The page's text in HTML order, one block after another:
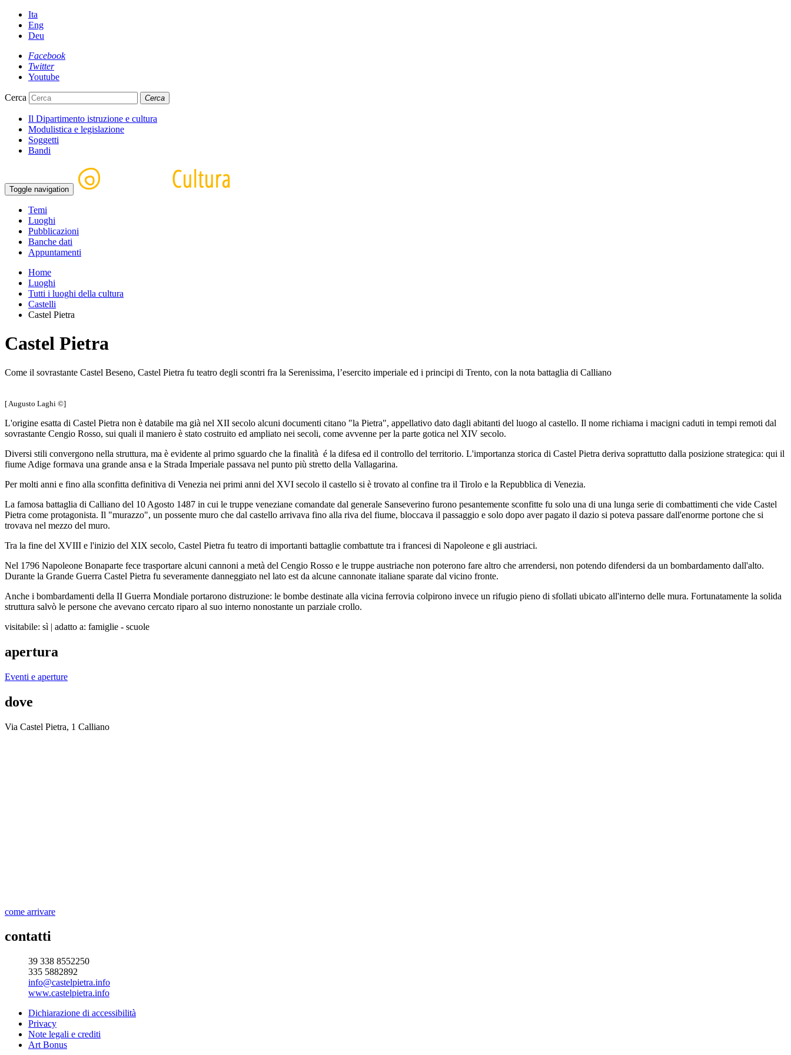
Ita
Eng
Deu
Facebook
Twitter
Youtube
Cerca Cerca
Il Dipartimento istruzione e cultura
Modulistica e legislazione
Soggetti
Bandi
Toggle navigation
Temi
Luoghi
Pubblicazioni
Banche dati
Appuntamenti
Home
Luoghi
Tutti i luoghi della cultura
Castelli
Castel Pietra
Castel Pietra
Come il sovrastante Castel Beseno, Castel Pietra fu teatro degli scontri fra la Serenissima, l’esercito imperiale ed i principi di Trento, con la nota battaglia di Calliano
[ Augusto Laghi ©]
L'origine esatta di Castel Pietra non è databile ma già nel XII secolo alcuni documenti citano "la Pietra", appellativo dato dagli abitanti del luogo al castello. Il nome richiama i macigni caduti in tempi remoti dal
sovrastante Cengio Rosso, sui quali il maniero è stato costruito ed ampliato nei secoli, come avvenne per la parte gotica nel XIV secolo.
Diversi stili convergono nella struttura, ma è evidente al primo sguardo che la finalità é la difesa ed il controllo del territorio. L'importanza storica di Castel Pietra deriva soprattutto dalla posizione strategica: qui il
fiume Adige formava una grande ansa e la Strada Imperiale passava nel punto più stretto della Vallagarina.
Per molti anni e fino alla sconfitta definitiva di Venezia nei primi anni del XVI secolo il castello si è trovato al confine tra il Tirolo e la Repubblica di Venezia.
La famosa battaglia di Calliano del 10 Agosto 1487 in cui le truppe veneziane comandate dal generale Sanseverino furono pesantemente sconfitte fu solo una di una lunga serie di combattimenti che vide Castel
Pietra come protagonista. Il "murazzo", un possente muro che dal castello arrivava fino alla riva del fiume, bloccava il passaggio e solo dopo aver pagato il dazio si poteva passare dall'enorme portone che si
trovava nel mezzo del muro.
Tra la fine del XVIII e l'inizio del XIX secolo, Castel Pietra fu teatro di importanti battaglie combattute tra i francesi di Napoleone e gli austriaci.
Nel 1796 Napoleone Bonaparte fece trasportare alcuni cannoni a metà del Cengio Rosso e le truppe austriache non poterono fare altro che arrendersi, non potendo difendersi da un bombardamento dall'alto.
Durante la Grande Guerra Castel Pietra fu severamente danneggiato nel lato est da alcune cannonate italiane sparate dal vicino fronte.
Anche i bombardamenti della II Guerra Mondiale portarono distruzione: le bombe destinate alla vicina ferrovia colpirono invece un rifugio pieno di sfollati ubicato all'interno delle mura. Fortunatamente la solida
struttura salvò le persone che avevano cercato riparo al suo interno nonostante un parziale crollo.
visitabile: sì | adatto a: famiglie - scuole
apertura
Eventi e aperture
dove
Via Castel Pietra, 1 Calliano
come arrivare
contatti
39 338 8552250
335 5882892
info@castelpietra.info
www.castelpietra.info
Dichiarazione di accessibilità
Privacy
Note legali e crediti
Art Bonus